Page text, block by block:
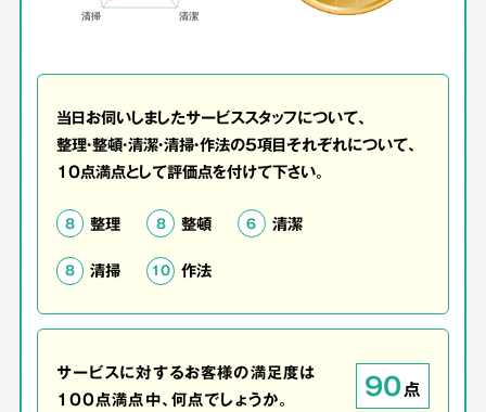
当日お伺いしましたサービススタッフについて、
整理・整頓・清潔・清掃・作法の5項目それぞれについて、
10点満点として評価点を付けて下さい。
8 整理 8 整頓 6 清潔
8 清掃 10 作法
サービスに対するお客様の満足度は
100点満点中、何点でしょうか。
90点